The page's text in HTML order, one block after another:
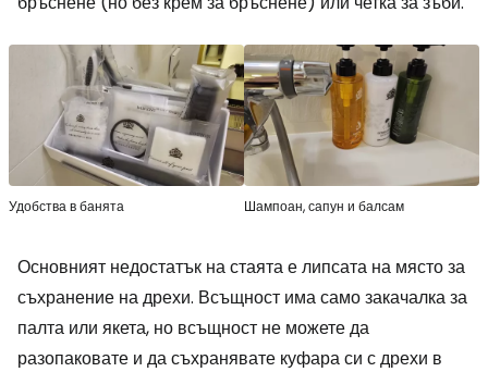
Удобства в банята Шампоан, сапун и балсам
Основният недостатък на стаята е липсата на място за
съхранение на дрехи. Всъщност има само закачалка за
палта или якета, но всъщност не можете да
разопаковате и да съхранявате куфара си с дрехи в